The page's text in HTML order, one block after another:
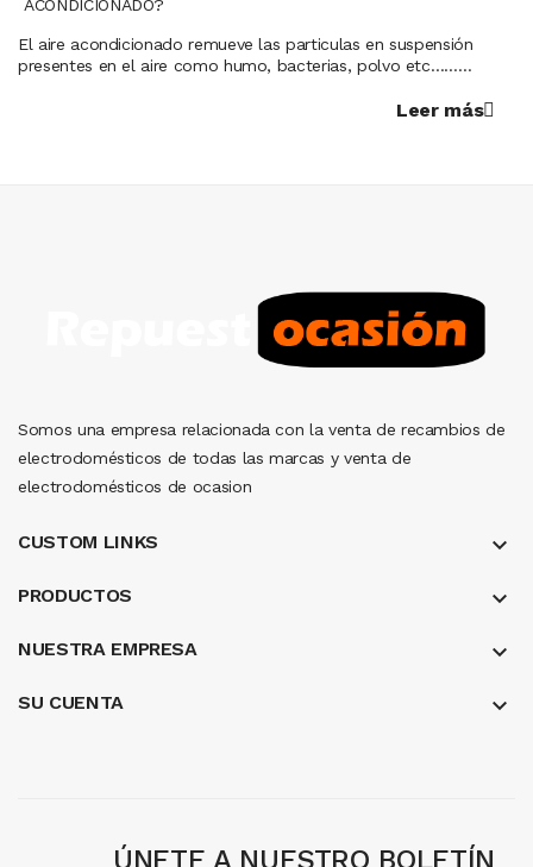
El aire acondicionado remueve las particulas en suspensión
presentes en el aire como humo, bacterias, polvo etc………
Leer más
Somos una empresa relacionada con la venta de recambios de
electrodomésticos de todas las marcas y venta de
electrodomésticos de ocasion
CUSTOM LINKS keyboard_arrow_down
PRODUCTOS keyboard_arrow_down
NUESTRA EMPRESA keyboard_arrow_down
SU CUENTA 